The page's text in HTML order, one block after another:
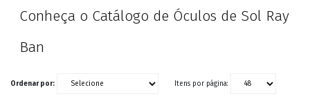
Conheça o Catálogo de Óculos de Sol Ray
Ban
Ordenar por: Itens por página: